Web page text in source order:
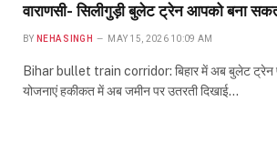
वाराणसी- सिलीगुड़ी बुलेट ट्रेन आपको बना
BY NEHA SINGH MAY 15, 2026 10:09 AM
Bihar bullet train corridor: बिहार में अब बुलेट ट्रेन
योजनाएं हकीकत में अब जमीन पर उतरती दिखाई…